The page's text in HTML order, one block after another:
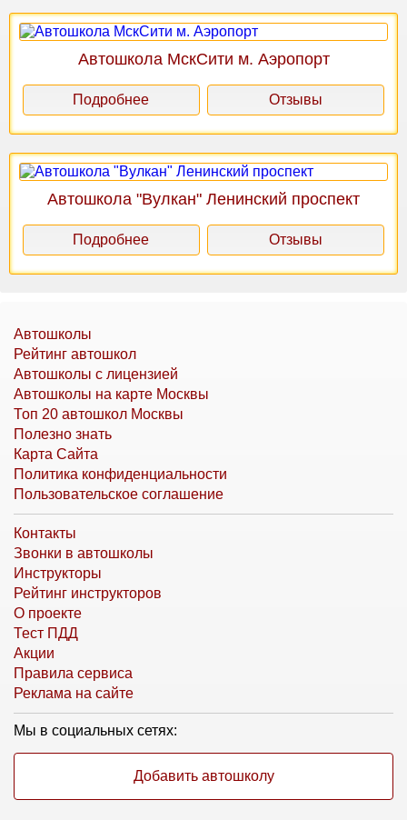
Автошкола МскСити м. Аэропорт
Подробнее Отзывы
Автошкола "Вулкан" Ленинский проспект
Подробнее Отзывы
Автошколы
Рейтинг автошкол
Автошколы с лицензией
Автошколы на карте Москвы
Топ 20 автошкол Москвы
Полезно знать
Карта Сайта
Политика конфиденциальности
Пользовательское соглашение
Контакты
Звонки в автошколы
Инструкторы
Рейтинг инструкторов
О проекте
Тест ПДД
Акции
Правила сервиса
Реклама на сайте
Мы в социальных сетях:
Добавить автошколу